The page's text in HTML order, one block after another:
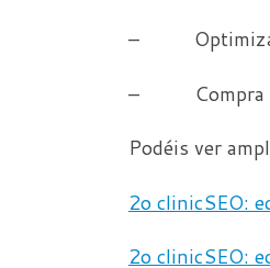
– Optimizar
– Compra
Podéis ver
2o clinicSEO:
2o clinicSEO: